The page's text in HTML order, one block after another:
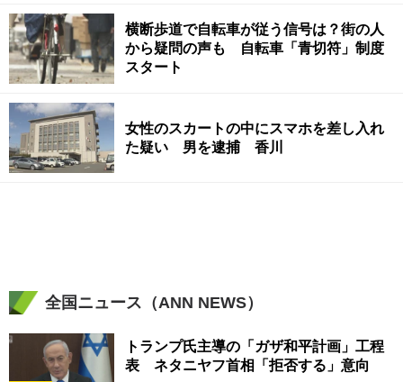
横断歩道で自転車が従う信号は？街の人
から疑問の声も 自転車「青切符」制度
スタート
女性のスカートの中にスマホを差し入れ
た疑い 男を逮捕 香川
全国ニュース（ANN NEWS）
トランプ氏主導の「ガザ和平計画」工程
表 ネタニヤフ首相「拒否する」意向